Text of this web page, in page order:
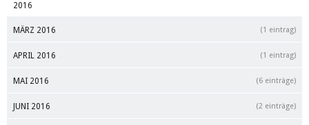
2016
MÄRZ 2016 (1 eintrag)
APRIL 2016 (1 eintrag)
MAI 2016 (6 einträge)
JUNI 2016 (2 einträge)